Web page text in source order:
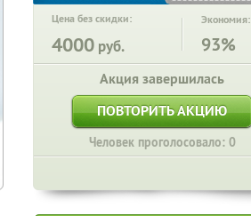
Цена без скидки:
4000 руб.
Экономия:
93%
Акция завершилась
ПОВТОРИТЬ АКЦИЮ
Человек проголосовало: 0